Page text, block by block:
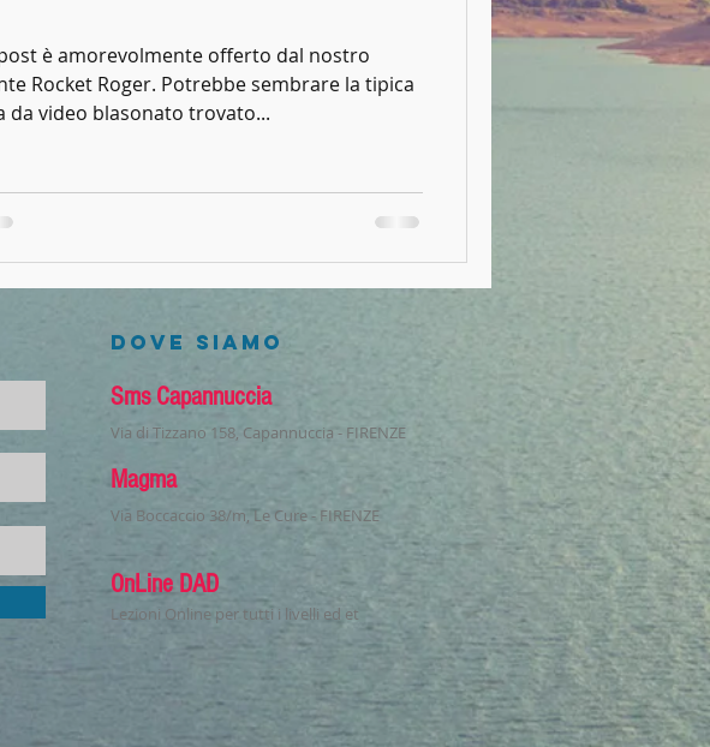
è amorevolmente offerto dal nostro
Rocket Roger. Potrebbe sembrare la tipica
da video blasonato trovato...
DOVE SIAMO
Sms Capannuccia
Via di Tizzano 158, Capannuccia - FIRENZE
Magma
Via Boccaccio 38/m, Le Cure - FIRENZE
OnLine DAD
Lezioni Online per tutti i livelli ed et